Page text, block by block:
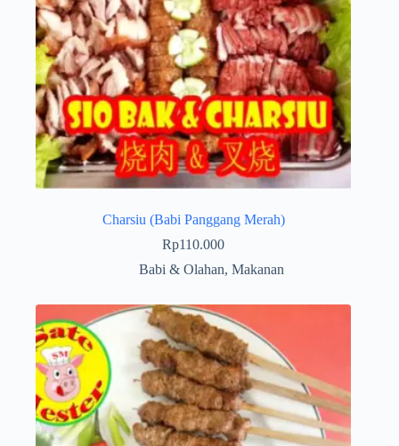
Charsiu (Babi Panggang Merah)
Rp110.000
Babi & Olahan, Makanan